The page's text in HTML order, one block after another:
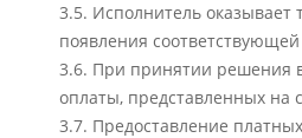
3.5. Исполнитель оказывает
появления
3.6. При принятии решения
оплаты, представленных на
3.7. Предоставление